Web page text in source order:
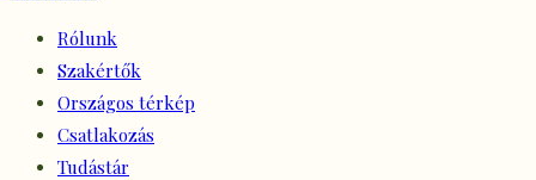
Rólunk
Szakértők
Országos térkép
Csatlakozás
Tudástár